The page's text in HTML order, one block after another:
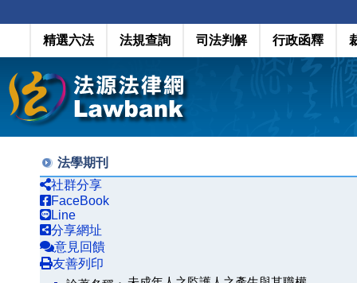
精選六法 法規查詢 司法判解 行政函釋
法學期刊
社群分享
FaceBook
Line
分享網址
意見回饋
友善列印